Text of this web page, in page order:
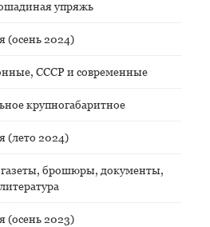
упряжь
(осень 2024)
СССР и современные
крупногабаритное
(лето 2024)
брошюры, документы,
(осень 2023)